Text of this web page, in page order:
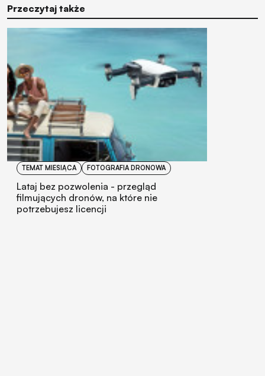
Przeczytaj także
TEMAT MIESIĄCA FOTOGRAFIA DRONOWA
Lataj bez pozwolenia - przegląd
filmujących dronów, na które nie
potrzebujesz licencji